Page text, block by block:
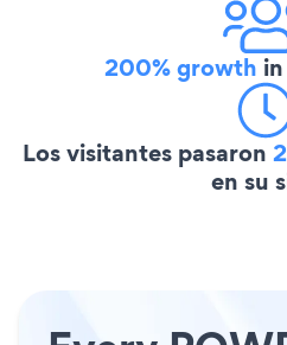
200% growth
Los visitantes pasaron
en su